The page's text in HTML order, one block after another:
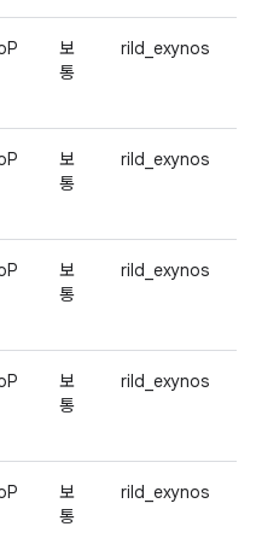
보
통
rild_exynos
보
통
rild_exynos
보
통
rild_exynos
보
통
rild_exynos
보
통
rild_exynos